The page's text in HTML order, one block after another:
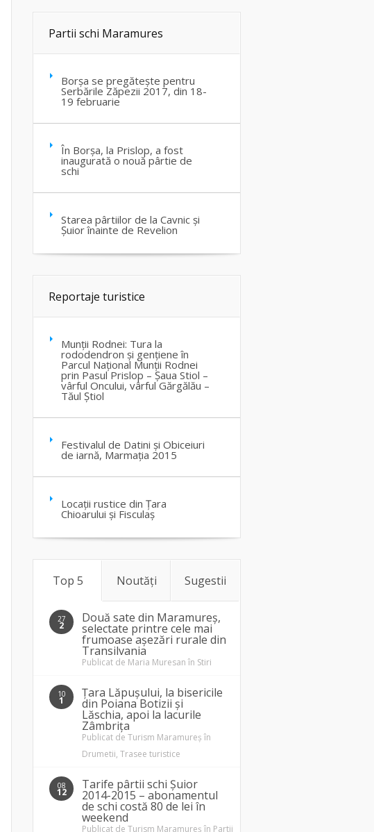
Partii schi Maramures
Borșa se pregătește pentru
Serbările Zăpezii 2017, din 18-
19 februarie
În Borșa, la Prislop, a fost
inaugurată o nouă pârtie de
schi
Starea pârtiilor de la Cavnic și
Șuior înainte de Revelion
Reportaje turistice
Munții Rodnei: Tura la
rododendron și gențiene în
Parcul Național Munții Rodnei
prin Pasul Prislop – Șaua Stiol –
vârful Oncului, vârful Gărgălău –
Tăul Știol
Festivalul de Datini și Obiceiuri
de iarnă, Marmația 2015
Locații rustice din Țara
Chioarului și Fisculaș
Top 5 Noutăți Sugestii
27
2
Două sate din Maramureș,
selectate printre cele mai
frumoase așezări rurale din
Transilvania
Publicat de Maria Muresan în Stiri
10
1
Țara Lăpușului, la bisericile
din Poiana Botizii și
Lăschia, apoi la lacurile
Zâmbrița
Publicat de Turism Maramureș în
Drumetii, Trasee turistice
08
12
Tarife pârtii schi Șuior
2014-2015 – abonamentul
de schi costă 80 de lei în
weekend
Publicat de Turism Maramureș în Partii